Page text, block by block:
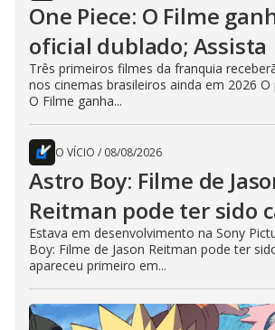
One Piece: O Filme
oficial dublado; Assista
Três primeiros filmes da franquia
nos cinemas brasileiros ainda em 2026 O
O Filme ganha...
O VÍCIO / 08/08/2026
Astro Boy: Filme de
Reitman pode ter sido
Estava em desenvolvimento na Sony
Boy: Filme de Jason Reitman pode ter
apareceu primeiro em...